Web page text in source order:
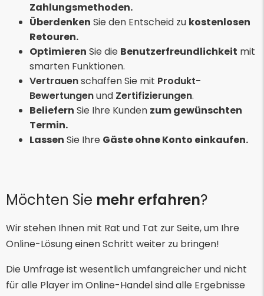
Zahlungsmethoden.
Überdenken Sie den Entscheid zu kostenlosen
Retouren.
Optimieren Sie die Benutzerfreundlichkeit mit
smarten Funktionen.
Vertrauenschaffen Sie mit Produkt-
Bewertungenund Zertifizierungen.
Beliefern Sie Ihre Kunden zum gewünschten
Termin.
Lassen Sie Ihre Gäste ohne Konto einkaufen.
Möchten Sie mehr erfahren?
Wir stehen Ihnen mit Rat und Tat zur Seite, um Ihre
Online-Lösung einen Schritt weiter zu bringen!
Die Umfrage ist wesentlich umfangreicher und nicht
für alle Player im Online-Handel sind alle Ergebnisse